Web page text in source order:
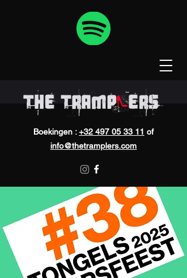
Boekingen :+32 497 05 33 11 of
info@thetramplers.com